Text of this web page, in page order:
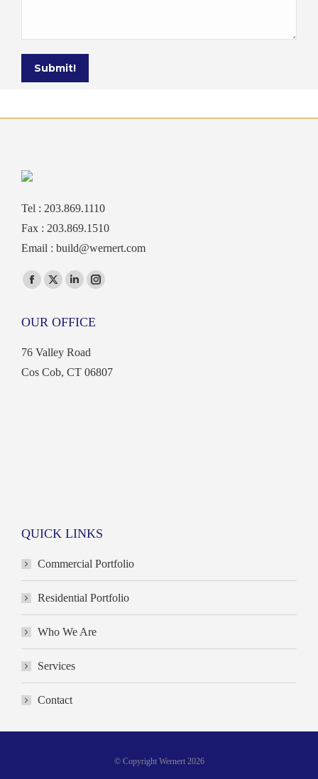
Submit!
Tel : 203.869.1110
Fax : 203.869.1510
Email : build@wernert.com
Find us on:
Facebook
opens
window
X
opens
new
window
Linkedin
opens
window
Instagram
window
OUR OFFICE
76 Valley Road
Cos Cob, CT 06807
QUICK LINKS
Commercial Portfolio
Residential Portfolio
Who We Are
Services
Contact
© Copyright Wernert 2026